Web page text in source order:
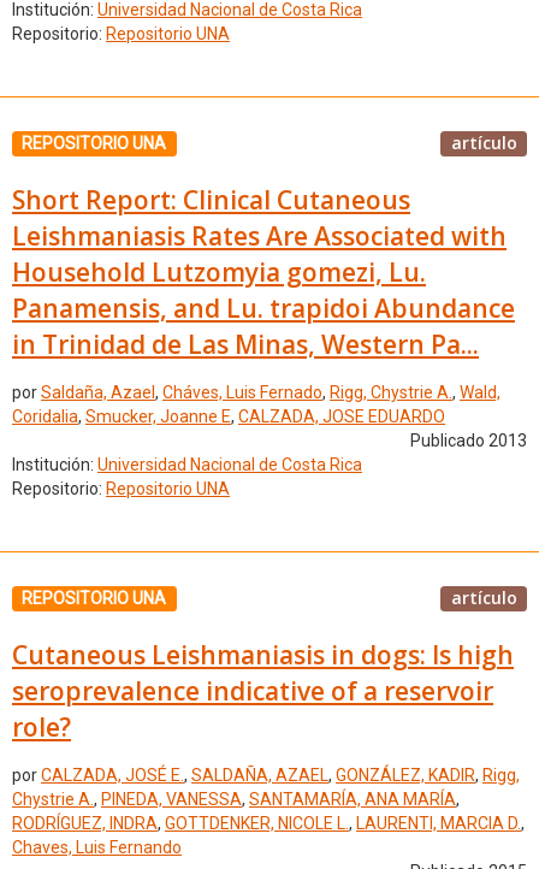
Institución: Universidad Nacional de Costa Rica
Repositorio: Repositorio UNA
REPOSITORIO UNA artículo
Short Report: Clinical Cutaneous
Leishmaniasis Rates Are Associated with
Household Lutzomyia gomezi, Lu.
Panamensis, and Lu. trapidoi Abundance
in Trinidad de Las Minas, Western Pa...
porSaldaña, Azael , Cháves, Luis Fernado, Rigg, Chystrie A., Wald,
Coridalia, Smucker, Joanne E, CALZADA, JOSE EDUARDO
Publicado 2013
Institución: Universidad Nacional de Costa Rica
Repositorio: Repositorio UNA
REPOSITORIO UNA artículo
Cutaneous Leishmaniasis in dogs: Is high
seroprevalence indicative of a reservoir
role?
porCALZADA, JOSÉ E., SALDAÑA, AZAEL, GONZÁLEZ, KADIR, Rigg,
Chystrie A., PINEDA, VANESSA, SANTAMARÍA, ANA MARÍA,
RODRÍGUEZ, INDRA, GOTTDENKER, NICOLE L., LAURENTI, MARCIA D.,
Chaves, Luis Fernando